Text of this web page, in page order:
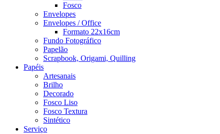
Fosco
Envelopes
Envelopes / Office
Formato 22x16cm
Fundo Fotográfico
Papelão
Scrapbook, Origami, Quilling
Papéis
Artesanais
Brilho
Decorado
Fosco Liso
Fosco Textura
Sintético
Serviço